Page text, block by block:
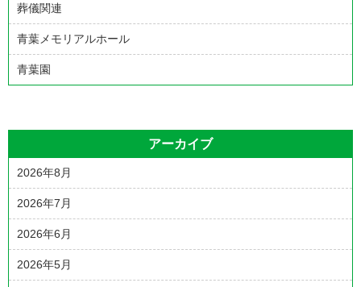
葬儀関連
青葉メモリアルホール
青葉園
アーカイブ
2026年8月
2026年7月
2026年6月
2026年5月